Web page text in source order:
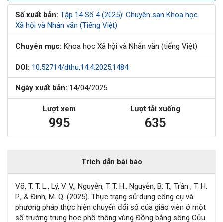
bên
bài
viết
Số xuất bản: Tập 14 Số 4 (2025): Chuyên san Khoa học
Xã hội và Nhân văn (Tiếng Việt)
Chuyên mục: Khoa học Xã hội và Nhân văn (tiếng Việt)
DOI: 10.52714/dthu.14.4.2025.1484
Ngày xuất bản: 14/04/2025
Lượt xem
995
Lượt tải xuống
635
Trích dẫn bài báo
Võ, T. T. L., Lý, V. V., Nguyễn, T. T. H., Nguyễn, B. T., Trần , T. H.
P., & Đinh, M. Q. (2025). Thực trạng sử dụng công cụ và
phương pháp thực hiện chuyển đổi số của giáo viên ở một
số trường trung học phổ thông vùng Đồng bằng sông Cửu